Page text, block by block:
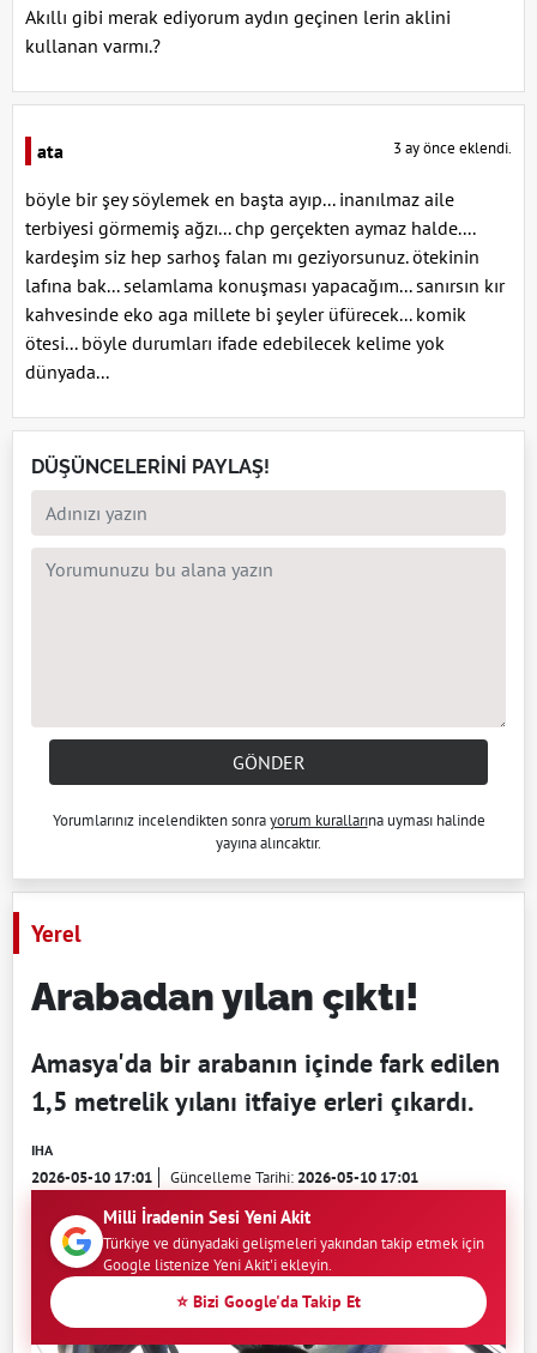
Akıllı gibi merak ediyorum aydın geçinen lerin aklini
kullanan varmı.?
ata 3 ay önce eklendi.
böyle bir şey söylemek en başta ayıp... inanılmaz aile
terbiyesi görmemiş ağzı... chp gerçekten aymaz halde....
kardeşim siz hep sarhoş falan mı geziyorsunuz. ötekinin
lafına bak... selamlama konuşması yapacağım... sanırsın kır
kahvesinde eko aga millete bi şeyler üfürecek... komik
ötesi... böyle durumları ifade edebilecek kelime yok
dünyada...
DÜŞÜNCELERİNİ PAYLAŞ!
GÖNDER
Yorumlarınız incelendikten sonrayorum kurallarına uyması halinde
yayına alıncaktır.
Yerel
Arabadan yılan çıktı!
Amasya'da bir arabanın içinde fark edilen
1,5 metrelik yılanı itfaiye erleri çıkardı.
IHA
2026-05-10 17:01 Güncelleme Tarihi:2026-05-10 17:01
Milli İradenin Sesi Yeni Akit
Türkiye ve dünyadaki gelişmeleri yakından takip etmek için
Google listenize Yeni Akit'i ekleyin.
⭐ Bizi Google'da Takip Et